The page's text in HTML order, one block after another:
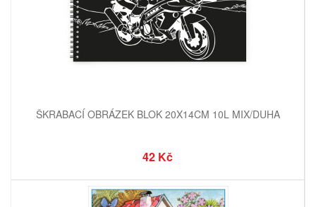
ŠKRABACÍ OBRÁZEK BLOK 20X14CM 10L MIX/DUHA
42 Kč